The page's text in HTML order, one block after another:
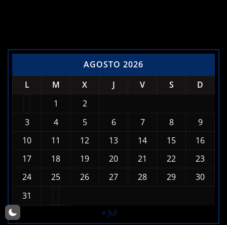
L
M X J V S
D
« Jul